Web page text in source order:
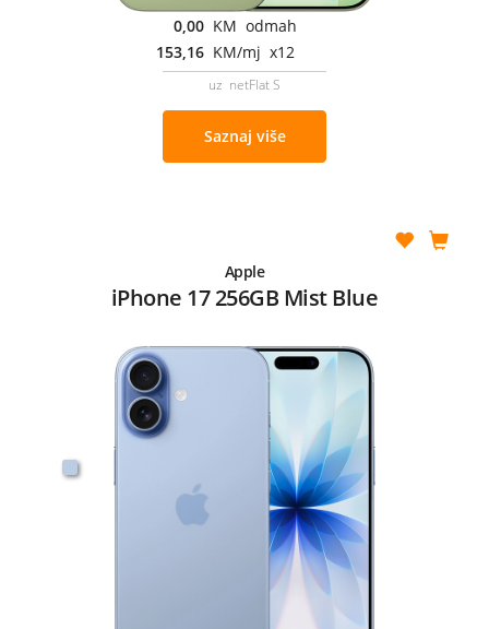
0,00 KM odmah
153,16 KM/mj x12
uz netFlat S
Saznaj više
Apple
iPhone 17 256GB Mist Blue